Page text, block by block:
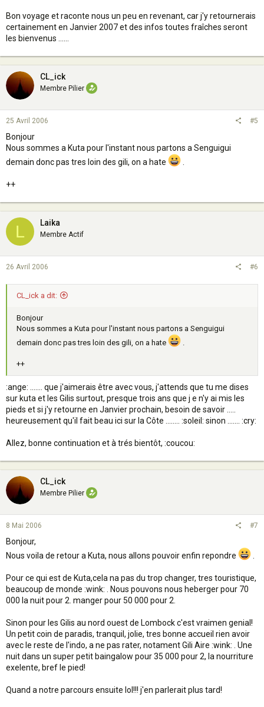
Bon voyage et raconte nous un peu en revenant, car j'y retournerais
certainement en Janvier 2007 et des infos toutes fraîches seront
les bienvenus ......
CL_ick
Membre Pilier
25 Avril 2006 #5
Bonjour
Nous sommes a Kuta pour l'instant nous partons a Senguigui
demain donc pas tres loin des gili, on a hate
++
L Laika
Membre Actif
26 Avril 2006 #6
CL_ick a dit:
Bonjour
Nous sommes a Kuta pour l'instant nous partons a Senguigui
demain donc pas tres loin des gili, on a hate
++
:ange: ....... que j'aimerais être avec vous, j'attends que tu me dises
sur kuta et les Gilis surtout, presque trois ans que j e n'y ai mis les
pieds et si j'y retourne en Janvier prochain, besoin de savoir .....
heureusement qu'il fait beau ici sur la Côte ........ :soleil: sinon ....... :cry:
Allez, bonne continuation et à trés bientôt, :coucou:
CL_ick
Membre Pilier
8 Mai 2006 #7
Bonjour,
Nous voila de retour a Kuta, nous allons pouvoir enfin repondre
Pour ce qui est de Kuta,cela na pas du trop changer, tres touristique,
beaucoup de monde :wink: . Nous pouvons nous heberger pour 70
000 la nuit pour 2. manger pour 50 000 pour 2.
Sinon pour les Gilis au nord ouest de Lombock c'est vraimen genial!
Un petit coin de paradis, tranquil, jolie, tres bonne accueil rien avoir
avec le reste de l'indo, a ne pas rater, notament Gili Aire :wink: . Une
nuit dans un super petit baingalow pour 35 000 pour 2, la nourriture
exelente, bref le pied!
Quand a notre parcours ensuite lol!!! j'en parlerait plus tard!